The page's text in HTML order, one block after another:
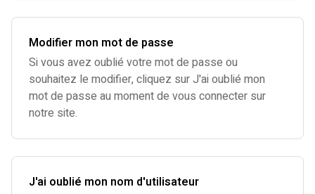
Modifier mon mot de passe
Si vous avez oublié votre mot de passe ou
souhaitez le modifier, cliquez sur J'ai oublié mon
mot de passe au moment de vous connecter sur
notre site.
J'ai oublié mon nom d'utilisateur